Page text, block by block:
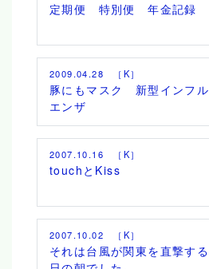
定期便 特別便 年金記録
2009.04.28 ［K］
豚にもマスク 新型インフル
エンザ
2007.10.16 ［K］
touchとKiss
2007.10.02 ［K］
それは台風が関東を直撃する